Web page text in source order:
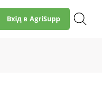
Вхід в AgriSupp